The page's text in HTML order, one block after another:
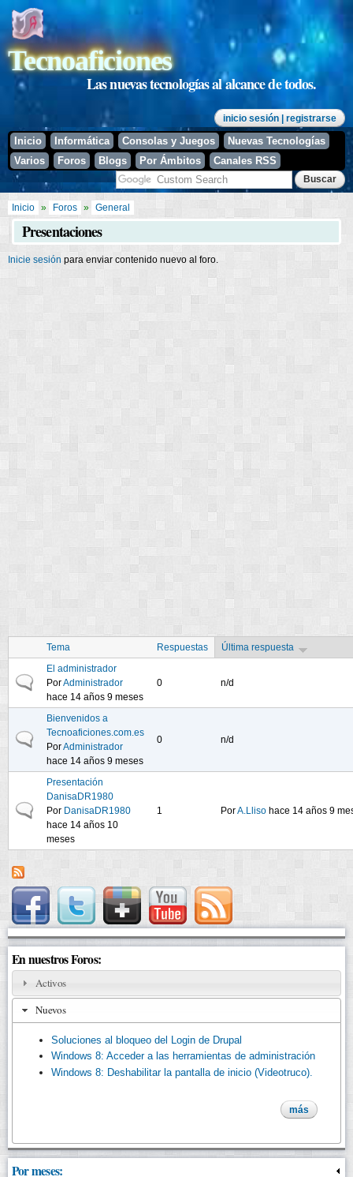
contenido
principal
Tecnoaficiones
Las nuevas tecnologías al alcance de todos.
inicio sesión | registrarse
Inicio Informática Consolas y Juegos
Nuevas Tecnologías
Varios
Foros Blogs Por Ámbitos Canales RSS
Se encuentra usted aquí
Inicio » Foros » General
Presentaciones
Inicie sesión para enviar contenido nuevo al foro.
Tema Respuestas Última respuesta
Discusión normal
El administrador
PorAdministrador
hace 14 años 9 meses
0 n/d
Discusión normal
Bienvenidos a
Tecnoaficiones.com.es
PorAdministrador
hace 14 años 9 meses
0 n/d
Discusión normal
Presentación
DanisaDR1980
Por DanisaDR1980
hace 14 años 10
meses
1 PorA.Lliso hace 14 años 9
En nuestros Foros:
Activos
Nuevos
Soluciones al bloqueo del Login de Drupal
Windows 8: Acceder a las herramientas de administración
Windows 8: Deshabilitar la pantalla de inicio (Videotruco).
más
Por meses: